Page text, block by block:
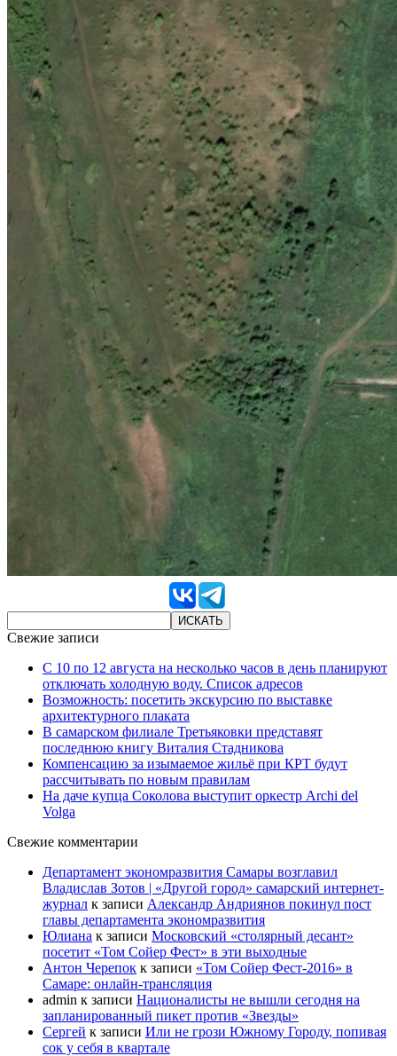
Свежие записи
С 10 по 12 августа на несколько часов в день планируют
отключать холодную воду. Список адресов
Возможность: посетить экскурсию по выставке
архитектурного плаката
В самарском филиале Третьяковки представят
последнюю книгу Виталия Стадникова
Компенсацию за изымаемое жильё при КРТ будут
рассчитывать по новым правилам
На даче купца Соколова выступит оркестр Archi del
Volga
Свежие комментарии
Департамент экономразвития Самары возглавил
Владислав Зотов | «Другой город» самарский интернет-
журнал к записи Александр Андриянов покинул пост
главы департамента экономразвития
Юлиана к записи Московский «столярный десант»
посетит «Том Сойер Фест» в эти выходные
Антон Черепок к записи «Том Сойер Фест-2016» в
Самаре: онлайн-трансляция
admin к записи Националисты не вышли сегодня на
запланированный пикет против «Звезды»
Сергей к записи Или не грози Южному Городу, попивая
сок у себя в квартале